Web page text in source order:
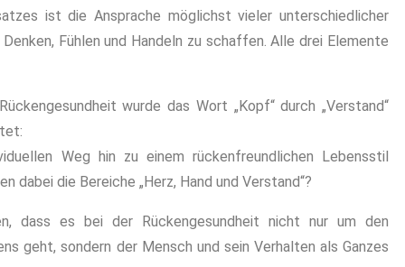
ist die Ansprache möglichst vieler unterschiedlicher
Fühlen und Handeln zu schaffen. Alle drei Elemente
wurde das Wort „Kopf“ durch „Verstand“
Weg hin zu einem rückenfreundlichen Lebensstil
dabei die Bereiche „Herz, Hand und Verstand“?
dass es bei der Rückengesundheit nicht nur um den
geht, sondern der Mensch und sein Verhalten als Ganzes